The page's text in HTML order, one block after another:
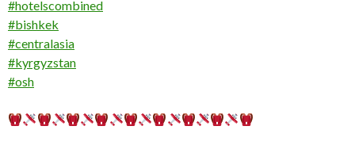
#hotelscombined
#bishkek
#centralasia
#kyrgyzstan
#osh